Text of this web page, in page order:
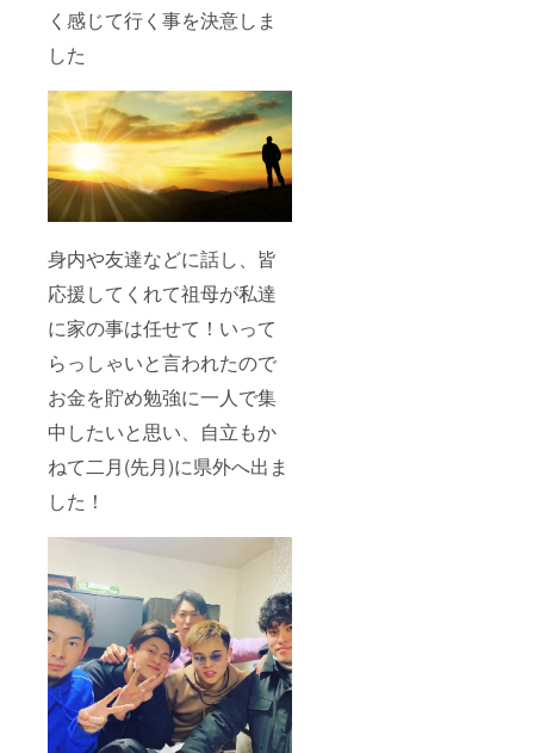
く感じて行く事を決意しま
した
身内や友達などに話し、皆
応援してくれて祖母が私達
に家の事は任せて！いって
らっしゃいと言われたので
お金を貯め勉強に一人で集
中したいと思い、自立もか
ねて二月(先月)に県外へ出ま
した！